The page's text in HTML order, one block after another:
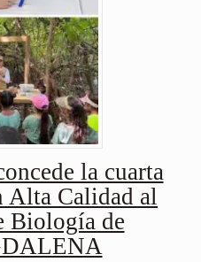
la cuarta
Alta Calidad al
Biología de